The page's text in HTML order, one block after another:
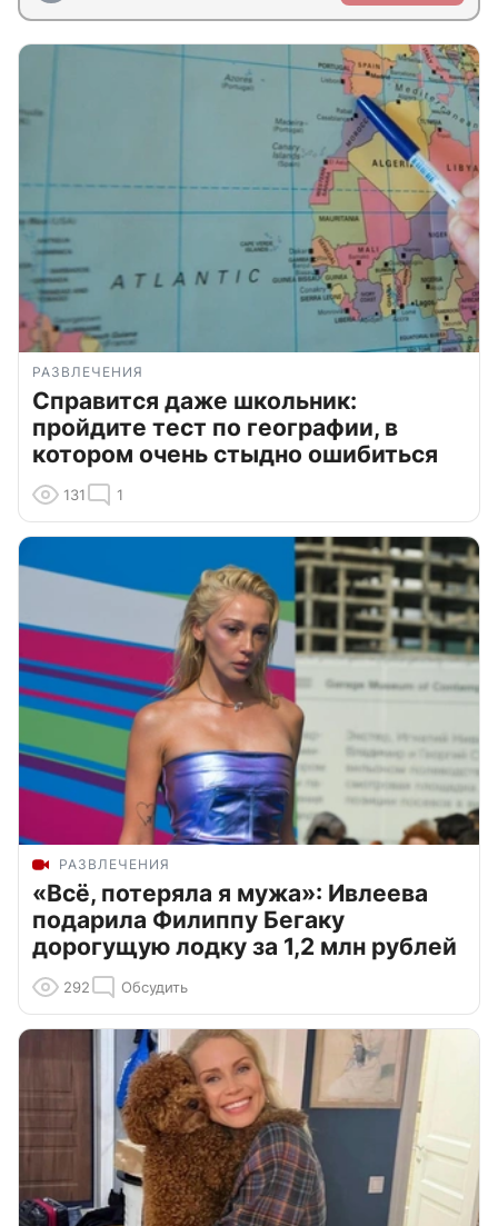
РАЗВЛЕЧЕНИЯ
Справится даже школьник:
пройдите тест по географии, в
котором очень стыдно ошибиться
131 1
РАЗВЛЕЧЕНИЯ
«Всё, потеряла я мужа»: Ивлеева
подарила Филиппу Бегаку
дорогущую лодку за 1,2 млн рублей
292 Обсудить